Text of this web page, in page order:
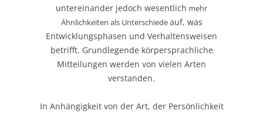
untereinander jedoch wesentlich mehr
Ähnlichkeiten als Unterschiedeauf, was
Entwicklungsphasen und Verhaltensweisen
betrifft. Grundlegende körpersprachliche
Mitteilungen werden von vielen Arten
verstanden.
In Anhängigkeit von der Art, der Persönlichkeit